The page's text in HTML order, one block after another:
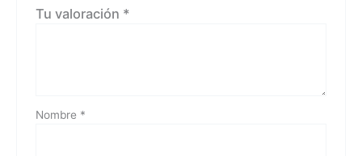
Tu valoración *
Nombre *